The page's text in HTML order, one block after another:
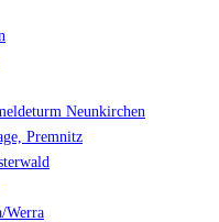
Neunkirchen
Premnitz
Werra